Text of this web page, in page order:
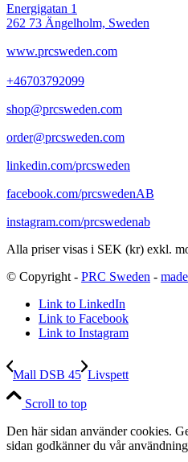
Energigatan 1
262 73 Ängelholm, Sweden
www.prcsweden.com
+46703792099
shop@prcsweden.com
order@prcsweden.com
linkedin.com/prcsweden
facebook.com/prcswedenAB
instagram.com/prcswedenab
Alla priser visas i SEK (kr) exkl.
© Copyright - PRC Sweden -
Link to LinkedIn
Link to Facebook
Link to Instagram
Mall DSB 45 Livspett
Scroll to top
Den här sidan använder cookies.
sidan godkänner du vår